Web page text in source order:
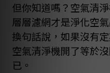
但你知道嗎？空氣清
層層濾網才是淨化空
換句話說，如果沒有
空氣清淨機開了等於
已。